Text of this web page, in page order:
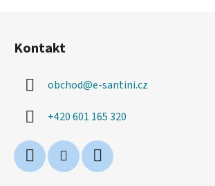
Kontakt
obchod@e-santini.cz
+420 601 165 320